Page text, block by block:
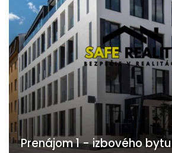
Prenájom 1 - izbového bytu